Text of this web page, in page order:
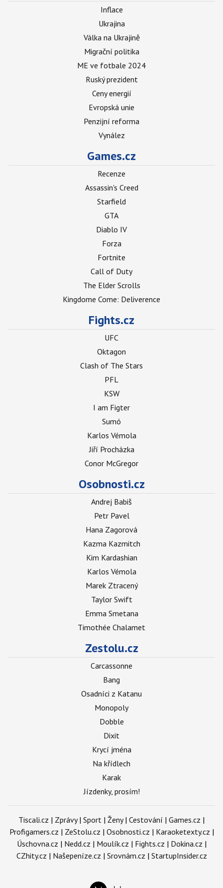
Inflace
Ukrajina
Válka na Ukrajině
Migrační politika
ME ve fotbale 2024
Ruský prezident
Ceny energií
Evropská unie
Penzijní reforma
Vynález
Games.cz
Recenze
Assassin's Creed
Starfield
GTA
Diablo IV
Forza
Fortnite
Call of Duty
The Elder Scrolls
Kingdome Come: Deliverence
Fights.cz
UFC
Oktagon
Clash of The Stars
PFL
KSW
I am Figter
Sumó
Karlos Vémola
Jiří Procházka
Conor McGregor
Osobnosti.cz
Andrej Babiš
Petr Pavel
Hana Zagorová
Kazma Kazmitch
Kim Kardashian
Karlos Vémola
Marek Ztracený
Taylor Swift
Emma Smetana
Timothée Chalamet
Zestolu.cz
Carcassonne
Bang
Osadníci z Katanu
Monopoly
Dobble
Dixit
Krycí jména
Na křídlech
Karak
Jízdenky, prosím!
Tiscali.cz | Zprávy| Sport | Ženy| Cestování | Games.cz |
Profigamers.cz | ZeStolu.cz | Osobnosti.cz | Karaoketexty.cz |
Úschovna.cz | Nedd.cz | Moulík.cz | Fights.cz | Dokina.cz |
CZhity.cz | Našepeníze.cz | Srovnám.cz | StartupInsider.cz